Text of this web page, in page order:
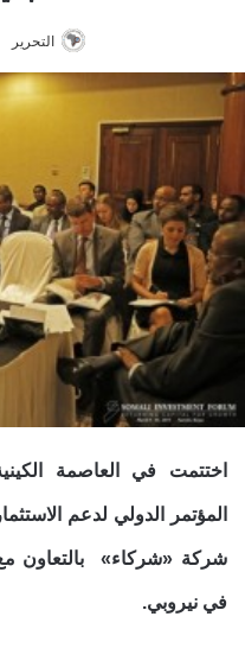
التحرير
اختتمت في العاصمة
المؤتمر الدولي لدعم
شركة «شركاء» بالتعاون مع
في نيروبي.